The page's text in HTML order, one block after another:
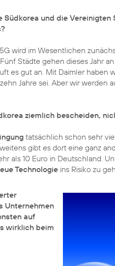
Südkorea und die
5G wird im Wesentlichen
Städte gehen dieses Jahr
es gut an. Mit Daimler haben
Jahre sei. Aber wir werden
ziemlich bescheiden,
tatsächlich schon sehr
gibt es dort eine ganz
als 10 Euro in Deutschland.
Technologie ins Risiko zu
Unternehmen
auf
wirklich beim